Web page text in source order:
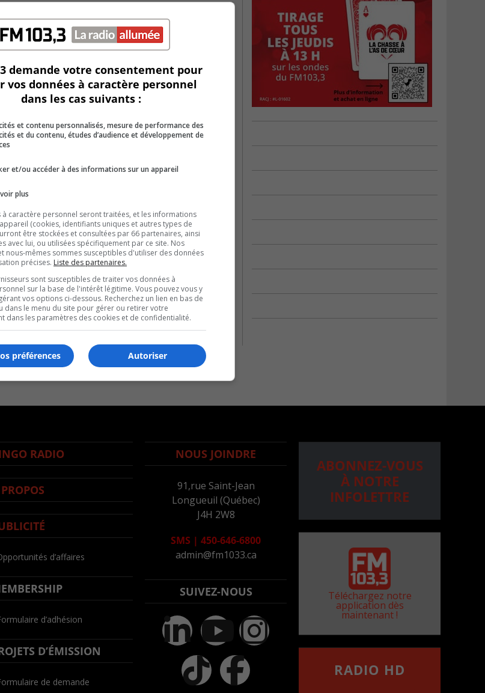
RADIO
d’affaires
d’adhésion
D’ÉMISSION
de demande
NOUS JOINDRE
91,rue Saint-Jean
Longueuil (Québec)
J4H 2W8
SMS | 450-646-6800
admin@fm1033.ca
SUIVEZ-NOUS
ABONNEZ-VOUS
À NOTRE
INFOLETTRE
Téléchargez notre
application dès
maintenant !
RADIO HD
demande votre consentement pour
vos données à caractère personnel
dans les cas suivants :
et contenu personnalisés, mesure de performance des
et du contenu, études d’audience et développement de
et/ou accéder à des informations sur un appareil
plus
à caractère personnel seront traitées, et les informations
(cookies, identifiants uniques et autres types de
être stockées et consultées par 66 partenaires, ainsi
avec lui, ou utilisées spécifiquement par ce site. Nos
nous-mêmes sommes susceptibles d'utiliser des données
précises. Liste des partenaires.
sont susceptibles de traiter vos données à
sur la base de l'intérêt légitime. Vous pouvez vous y
vos options ci-dessous. Recherchez un lien en bas de
dans le menu du site pour gérer ou retirer votre
dans les paramètres des cookies et de confidentialité.
Autoriser
préférences